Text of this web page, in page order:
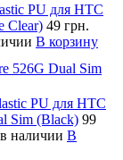
PU для HTC
Clear) 49 грн.
В корзину
526G Dual Sim
PU для HTC
Sim (Black) 99
наличии В